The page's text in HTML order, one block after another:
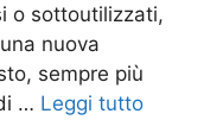
o sottoutilizzati,
nuova
sempre più
… Leggi tutto